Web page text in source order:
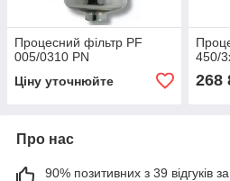
Процесний фільтр PF
005/0310 PN
Ціну уточнюйте
450/
268
Про нас
90% позитивних з 39 відгуків за